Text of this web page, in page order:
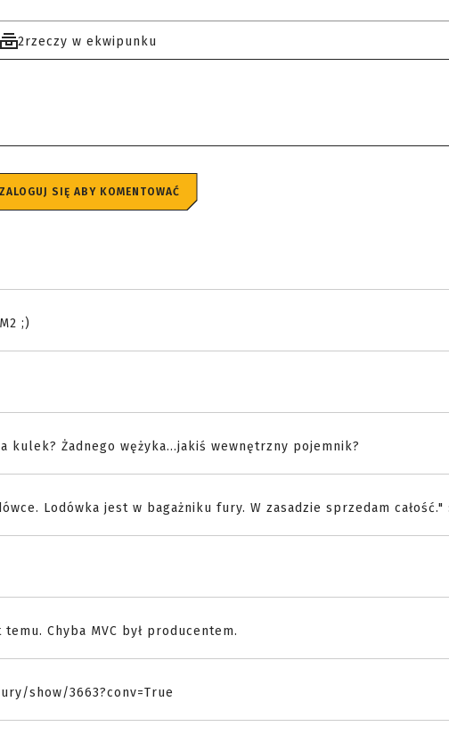
2rzeczy w ekwipunku
ZALOGUJ SIĘ ABY KOMENTOWAĆ
;)
kulek? Żadnego wężyka...jakiś wewnętrzny pojemnik?
Lodówka jest w bagażniku fury. W zasadzie sprzedam całość."
Chyba MVC był producentem.
show/3663?conv=True